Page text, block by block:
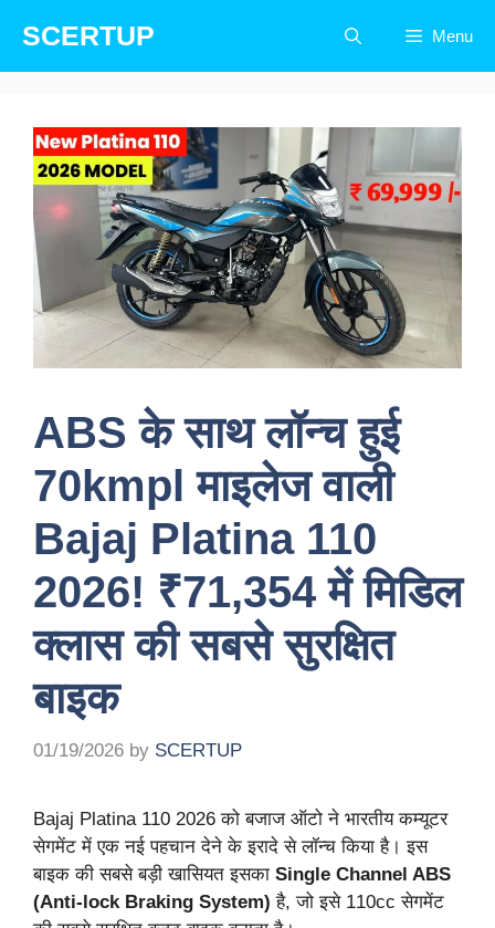
content
SCERTUP Menu
ABS के साथ लॉन्च हुई
70kmpl माइलेज वाली
Bajaj Platina 110
2026! ₹71,354 में मिडिल
क्लास की सबसे सुरक्षित
बाइक
01/19/2026 by SCERTUP
Bajaj Platina 110 2026 को बजाज ऑटो ने भारतीय कम्यूटर
सेगमेंट में एक नई पहचान देने के इरादे से लॉन्च किया है। इस
बाइक की सबसे बड़ी खासियत इसका Single Channel ABS
(Anti-lock Braking System) है, जो इसे 110cc सेगमेंट